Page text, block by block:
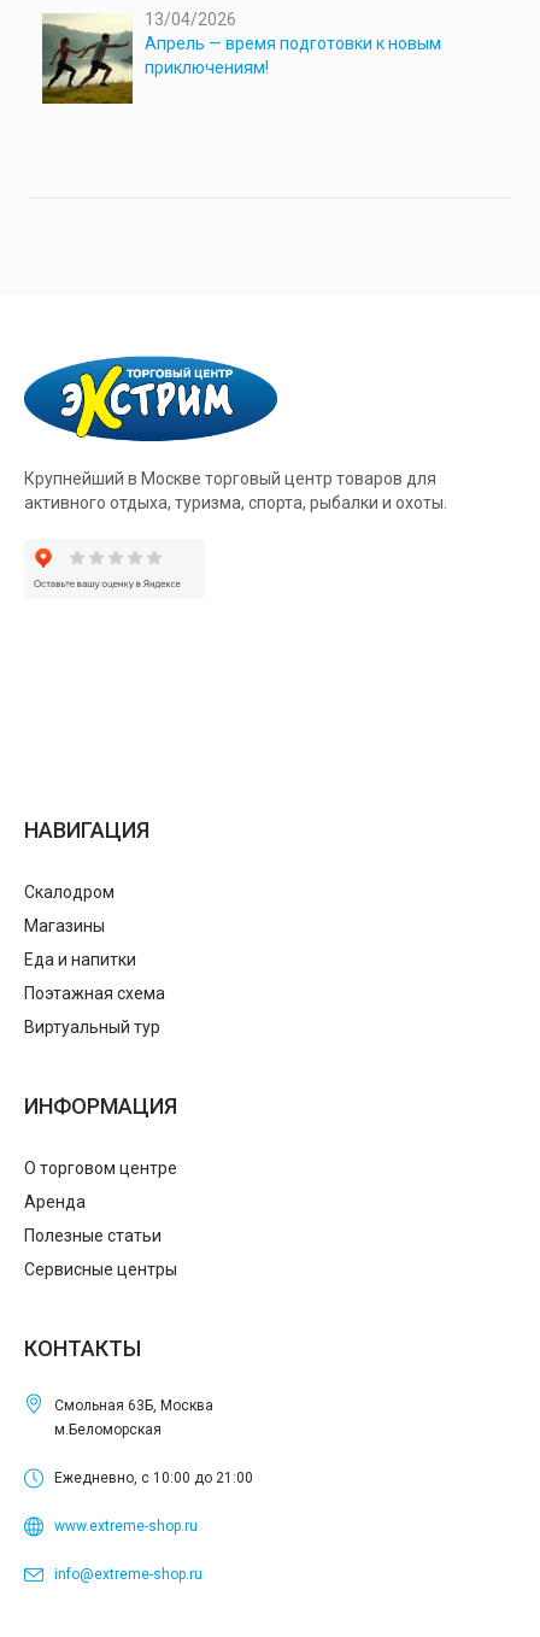
13/04/2026
Апрель — время подготовки к новым
приключениям!
Крупнейший в Москве торговый центр товаров для
активного отдыха, туризма, спорта, рыбалки и охоты.
НАВИГАЦИЯ
Скалодром
Магазины
Еда и напитки
Поэтажная схема
Виртуальный тур
ИНФОРМАЦИЯ
О торговом центре
Аренда
Полезные статьи
Сервисные центры
КОНТАКТЫ
Смольная 63Б, Москва
м.Беломорская
Ежедневно, с 10:00 до 21:00
www.extreme-shop.ru
info@extreme-shop.ru